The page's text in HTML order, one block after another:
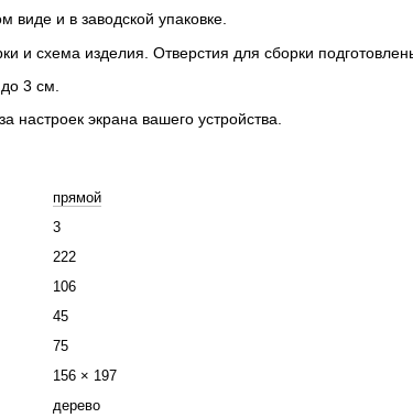
виде и в заводской упаковке.
и схема изделия. Отверстия для сборки
3 см.
настроек экрана вашего устройства.
прямой
3
222
106
45
75
156 × 197
дерево